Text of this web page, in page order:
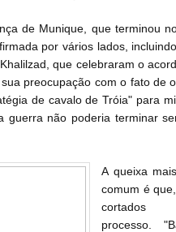
de Munique, que terminou
por vários lados,
que celebraram o
preocupação com o fato de
de cavalo de Tróia" para
guerra não poderia terminar
A queixa
comum é
processo.